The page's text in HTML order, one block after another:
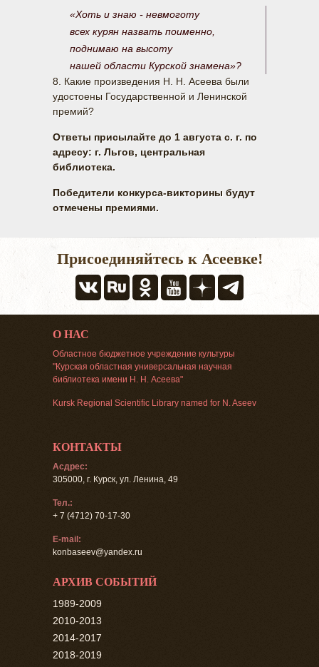
«Хоть и знаю - невмоготу
всех курян назвать поименно,
поднимаю на высоту
8. Какие произведения Н. Н. Асеева были
удостоены Государственной и Ленинской
премий?
Ответы присылайте до 1 августа с. г. по
адресу: г. Льгов, центральная
библиотека.
Победители конкурса-викторины будут
отмечены премиями.
Присоединяйтесь к Асеевке!
О НАС
Областное бюджетное учреждение культуры
"Курская областная универсальная научная
библиотека имени Н. Н. Асеева"
Kursk Regional Scientific Library named for N. Aseev
КОНТАКТЫ
Асдрес:
305000, г. Курск, ул. Ленина, 49
Тел.:
+ 7 (4712) 70-17-30
E-mail:
konbaseev@yandex.ru
АРХИВ СОБЫТИЙ
1989-2009
2010-2013
2014-2017
2018-2019